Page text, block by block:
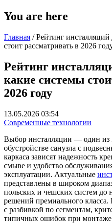
You are here
Главная / Рейтинг инсталляций
стоит рассматривать в 2026
Рейтинг
какие системы
2026 году
13.05.2026 03:54
Современные технологии
Выбор инсталляции — один из
обустройстве санузла с
каркаса зависят надежность
смыве и удобство
эксплуатации. Актуальные
представлены в широком
польских и чешских систем до
решений премиального
с разбивкой по сегментам,
типичных ошибок при